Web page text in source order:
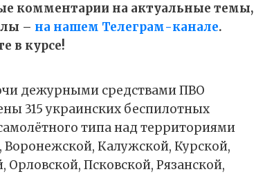
комментарии на актуальные темы,
– на нашем Телеграм-канале.
в курсе!
дежурными средствами ПВО
315 украинских беспилотных
типа над территориями
Воронежской, Калужской, Курской,
Псковской, Рязанской,